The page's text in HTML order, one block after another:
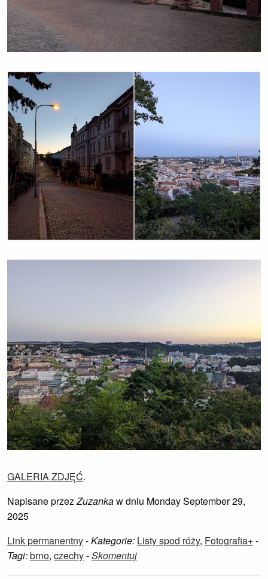
GALERIA ZDJĘĆ.
Napisane przezZuzankaw dniu Monday September 29,
2025
Link permanentny-Kategorie: Listy spod róży, Fotografia+-
Tagi:brno, czechy-Skomentuj